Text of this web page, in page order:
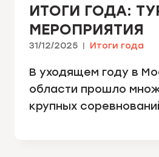
ИТОГИ ГОДА:
МЕРОПРИЯТИЯ
31/12/2025 Итоги года
В уходящем году в
области прошло
крупных